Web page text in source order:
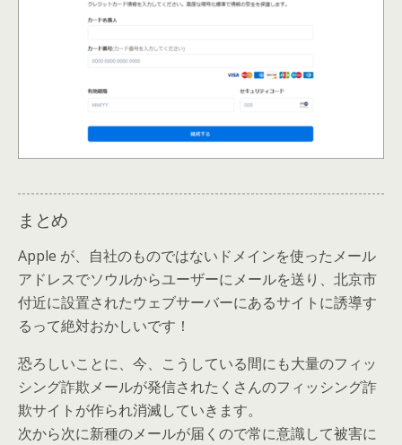
まとめ
Apple が、自社のものではないドメインを使ったメール
アドレスでソウルからユーザーにメールを送り、北京市
付近に設置されたウェブサーバーにあるサイトに誘導す
るって絶対おかしいです！
恐ろしいことに、今、こうしている間にも大量のフィッ
シング詐欺メールが発信されたくさんのフィッシング詐
欺サイトが作られ消滅していきます。
次から次に新種のメールが届くので常に意識して被害に